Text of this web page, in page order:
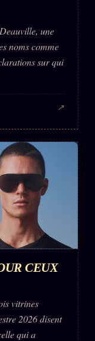
une
noms comme
sur qui
↗
CEUX
vitrines
2026 disent
qui a